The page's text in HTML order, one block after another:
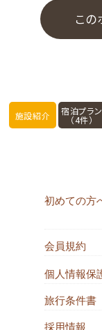
こ
施設紹介 宿泊プラン
（4件）
初めての方
会員規約
個人情報保
旅行条件書
採用情報